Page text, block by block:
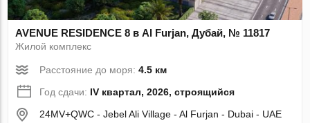
AVENUE RESIDENCE 8 в Al Furjan, Дубай, № 11817
Жилой комплекс
Расстояние до моря:4.5 км
Год сдачи: IV квартал, 2026, строящийся
24MV+QWC - Jebel Ali Village - Al Furjan - Dubai - UAE